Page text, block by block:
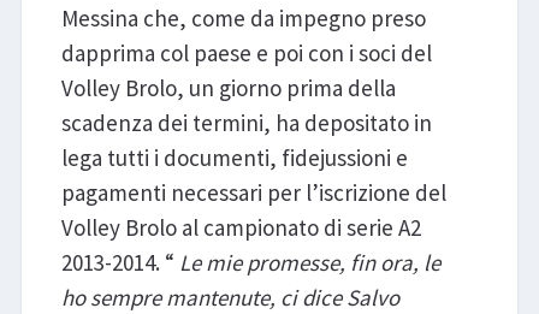
Messina che, come da impegno preso
dapprima col paese e poi con i soci del
Volley Brolo, un giorno prima della
scadenza dei termini, ha depositato in
lega tutti i documenti, fidejussioni e
pagamenti necessari per l’iscrizione del
Volley Brolo al campionato di serie A2
2013-2014. “ Le mie promesse, fin ora, le
ho sempre mantenute, ci dice Salvo